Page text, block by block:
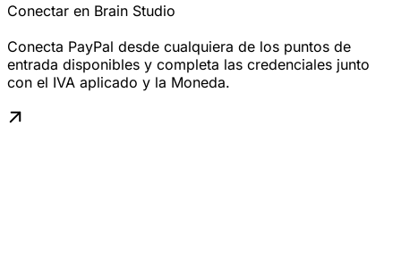
Conectar en Brain Studio
Conecta PayPal desde cualquiera de los puntos de
entrada disponibles y completa las credenciales junto
con el IVA aplicado y la Moneda.